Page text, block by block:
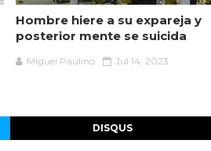
Hombre hiere a su expareja y
posterior mente se suicida
Miguel Paulino Jul 14, 2023
DISQUS